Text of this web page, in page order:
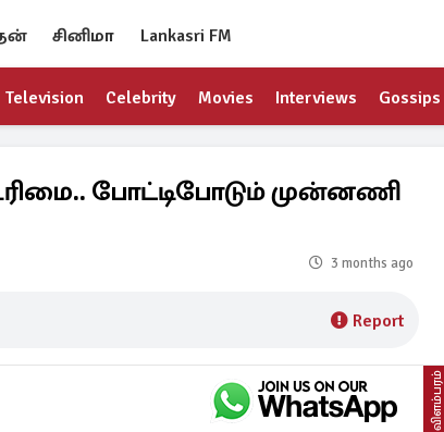
சினிமா Lankasri FM
Television Celebrity Movies Interviews Gossips
போட்டிபோடும் முன்னணி
3 months ago
Report
விளம்பரம்